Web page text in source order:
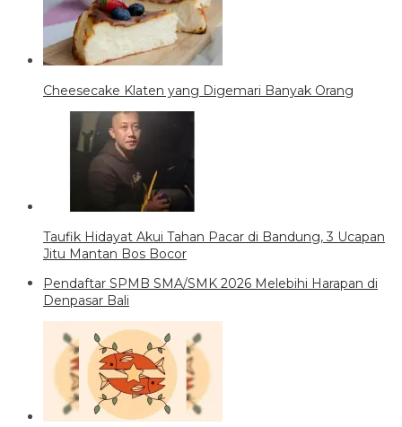
Cheesecake Klaten yang Digemari Banyak Orang
Taufik Hidayat Akui Tahan Pacar di Bandung, 3 Ucapan
Jitu Mantan Bos Bocor
Pendaftar SPMB SMA/SMK 2026 Melebihi Harapan di
Denpasar Bali